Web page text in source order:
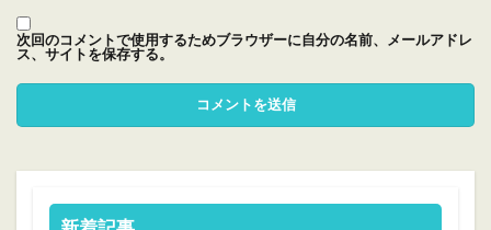
次回のコメントで使用するためブラウザーに自分の名前、メールアドレ
ス、サイトを保存する。